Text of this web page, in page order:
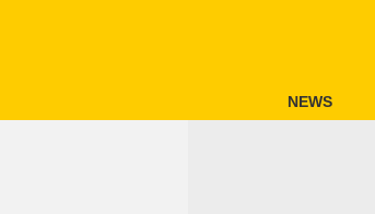
NEWS